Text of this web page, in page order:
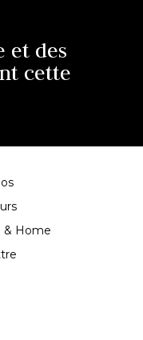
et des
cette
& Home